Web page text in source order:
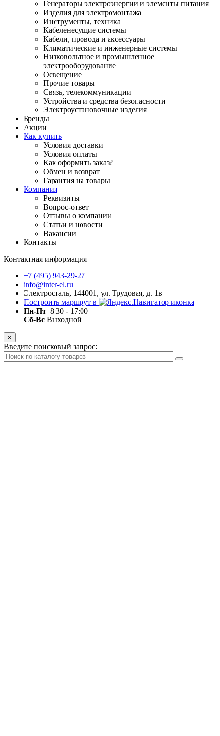
Генераторы электроэнергии и элементы питания
Изделия для электромонтажа
Инструменты, техника
Кабеленесущие системы
Кабели, провода и аксессуары
Климатические и инженерные системы
Низковольтное и промышленное
электрооборудование
Освещение
Прочие товары
Связь, телекоммуникации
Устройства и средства безопасности
Электроустановочные изделия
Бренды
Акции
Как купить
Условия доставки
Условия оплаты
Как оформить заказ?
Обмен и возврат
Гарантия на товары
Компания
Реквизиты
Вопрос-ответ
Отзывы о компании
Статьи и новости
Вакансии
Контакты
Контактная информация
+7 (495) 943-29-27
info@inter-el.ru
Электросталь, 144001, ул. Трудовая, д. 1в
Построить маршрут в
Пн-Пт 8:30 - 17:00
Сб-Вс Выходной
×
Введите поисковый запрос: